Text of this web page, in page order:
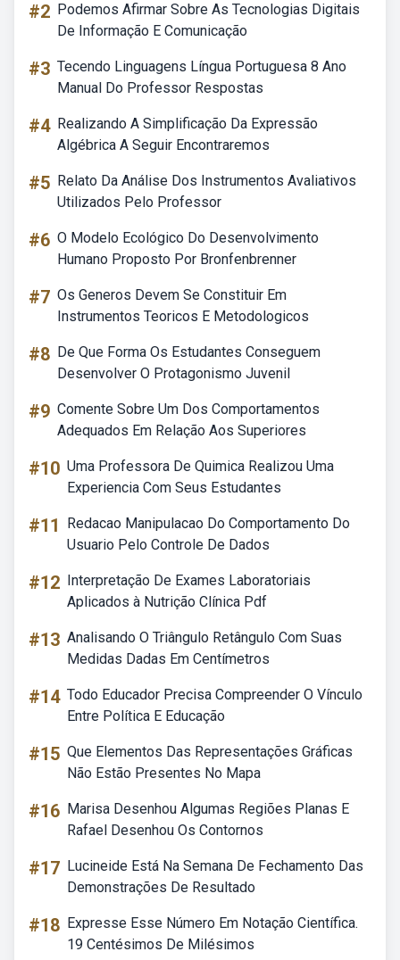
#2 Podemos Afirmar Sobre As Tecnologias Digitais
De Informação E Comunicação
#3 Tecendo Linguagens Língua Portuguesa 8 Ano
Manual Do Professor Respostas
#4 Realizando A Simplificação Da Expressão
Algébrica A Seguir Encontraremos
#5 Relato Da Análise Dos Instrumentos Avaliativos
Utilizados Pelo Professor
#6 O Modelo Ecológico Do Desenvolvimento
Humano Proposto Por Bronfenbrenner
#7 Os Generos Devem Se Constituir Em
Instrumentos Teoricos E Metodologicos
#8 De Que Forma Os Estudantes Conseguem
Desenvolver O Protagonismo Juvenil
#9 Comente Sobre Um Dos Comportamentos
Adequados Em Relação Aos Superiores
#10 Uma Professora De Quimica Realizou Uma
Experiencia Com Seus Estudantes
#11
Redacao Manipulacao Do Comportamento Do
Usuario Pelo Controle De Dados
#12 Interpretação De Exames Laboratoriais
Aplicados à Nutrição Clínica Pdf
#13 Analisando O Triângulo Retângulo Com Suas
Medidas Dadas Em Centímetros
#14 Todo Educador Precisa Compreender O Vínculo
Entre Política E Educação
#15 Que Elementos Das Representações Gráficas
Não Estão Presentes No Mapa
#16 Marisa Desenhou Algumas Regiões Planas E
Rafael Desenhou Os Contornos
#17 Lucineide Está Na Semana De Fechamento Das
Demonstrações De Resultado
#18 Expresse Esse Número Em Notação Científica.
19 Centésimos De Milésimos